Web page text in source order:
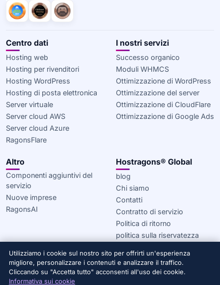
Centro dati
Hosting web
Hosting per rivenditori
Hosting WordPress
Hosting di posta elettronica
Server virtuale
Server cloud AWS
Server cloud Azure
RagonsFlare
I nostri servizi
Successo organico
Moduli WHMCS
Ottimizzazione di WordPress
Ottimizzazione del server
Ottimizzazione di CloudFlare
Ottimizzazione di Google Ads
Altro
Componenti aggiuntivi del
servizio
Nuove imprese
RagonsAI
Hostragons® Global
blog
Chi siamo
Contatti
Contratto di servizio
Politica di ritorno
politica sulla riservatezza
© 2020–2026 Hostragons® Global — Un marchio di Draconis
Infrastructure, LLC. Tutti i diritti riservati.
Utilizziamo i cookie sul nostro sito per offrirti un'esperienza
migliore, personalizzare i contenuti e analizzare il traffico.
Cliccando su "Accetta tutto" acconsenti all'uso dei cookie.
Informativa sui cookie